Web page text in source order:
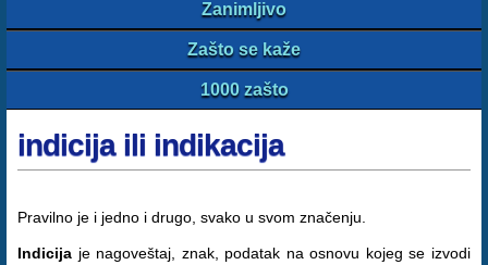
Zanimljivo
Zašto se kaže
1000 zašto
indicija ili indikacija
Pravilno je i jedno i drugo, svako u svom značenju.
Indicija je nagoveštaj, znak, podatak na osnovu kojeg se izvodi